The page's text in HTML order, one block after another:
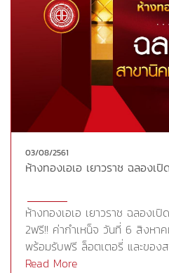
03/08/2561
ห้างทองเอเอ เยาวราช ฉลองเ
ห้างทองเอเอ เยาวราช ฉลองเ
2ฟรี!! ค่ากำเหน็จ วันที่ 6 สิงหาค
พร้อมรับฟรี ล็อตเตอรี่ และของ
เท่านั้น
Read More